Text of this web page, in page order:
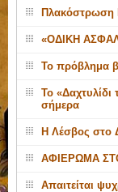
Πλακόστρωση
«ΟΔΙΚΗ
Το πρόβλημα
Το «Δαχτυλίδι
σήμερα
Η Λέσβος στο
ΑΦΙΕΡΩΜΑ
Απαιτείται